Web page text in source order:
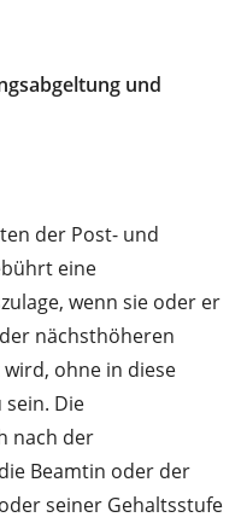
und
der Post- und
eine
wenn sie oder er
nächsthöheren
ohne in diese
Die
nach der
Beamtin oder der
seiner Gehaltsstufe